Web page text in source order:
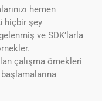
hemen
hiçbir şey
ve SDK’larla
çalışma örnekleri